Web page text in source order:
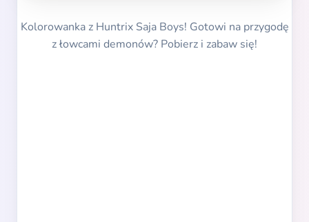
Kolorowanka z Huntrix Saja Boys! Gotowi na przygodę
z łowcami demonów? Pobierz i zabaw się!